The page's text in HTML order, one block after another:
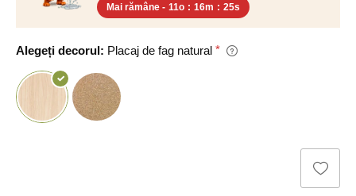
Mai rămâne - 11o : 16m : 24s
Alegeți decorul: Placaj de fag natural